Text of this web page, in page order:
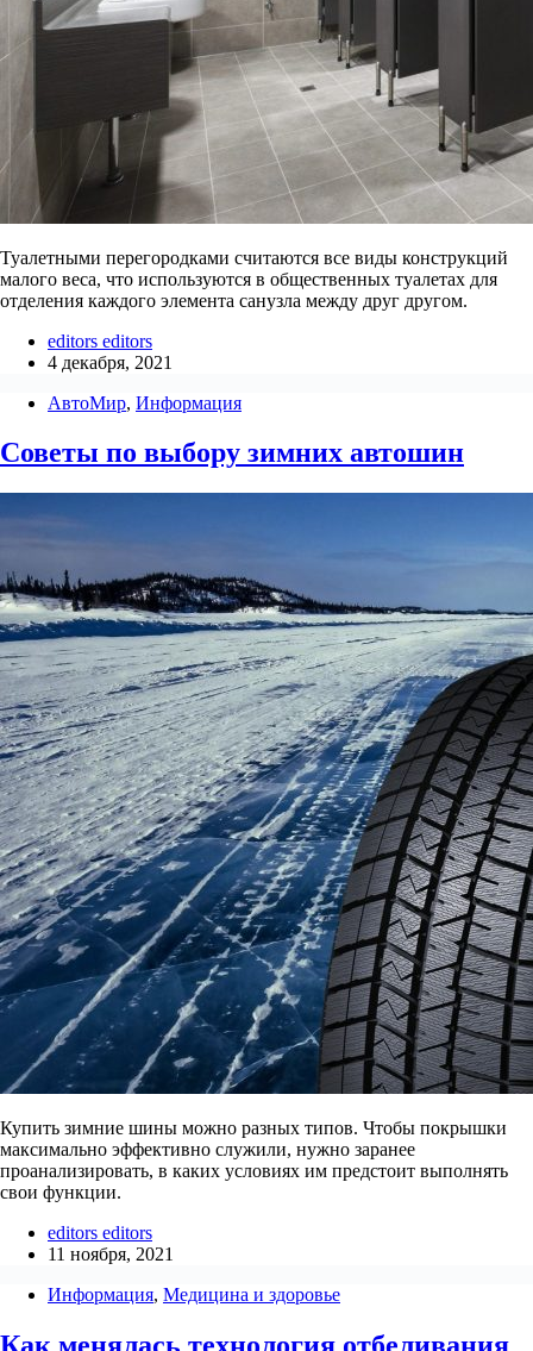
Туалетными перегородками считаются все виды конструкций
малого веса, что используются в общественных туалетах для
отделения каждого элемента санузла между друг другом.
editors editors
4 декабря, 2021
АвтоМир, Информация
Советы по выбору зимних автошин
Купить зимние шины можно разных типов. Чтобы покрышки
максимально эффективно служили, нужно заранее
проанализировать, в каких условиях им предстоит выполнять
свои функции.
editors editors
11 ноября, 2021
Информация, Медицина и здоровье